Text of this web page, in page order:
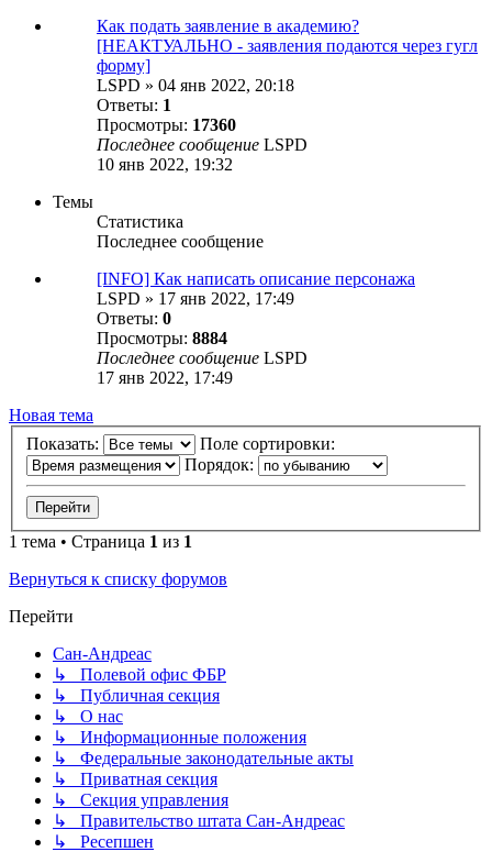
Как подать заявление в академию?
[НЕАКТУАЛЬНО - заявления подаются через гугл
форму]
LSPD » 04 янв 2022, 20:18
Ответы: 1
Просмотры: 17360
Последнее сообщение LSPD
10 янв 2022, 19:32
Темы
Статистика
Последнее сообщение
[INFO] Как написать описание персонажа
LSPD » 17 янв 2022, 17:49
Ответы: 0
Просмотры: 8884
Последнее сообщение LSPD
17 янв 2022, 17:49
Новая тема
Показать:
Поле сортировки:
Порядок:
1 тема • Страница 1 из 1
Вернуться к списку форумов
Перейти
Сан-Андреас
↳ Полевой офис ФБР
↳ Публичная секция
↳ О нас
↳ Информационные положения
↳ Федеральные законодательные акты
↳ Приватная секция
↳ Секция управления
↳ Правительство штата Сан-Андреас
↳ Ресепшен